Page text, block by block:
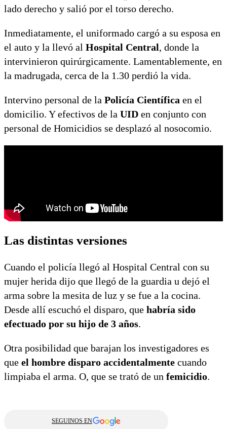
lado derecho y salió por el torso derecho.
Inmediatamente, el uniformado cargó a su esposa en
el auto y la llevó al Hospital Central, donde la
intervinieron quirúrgicamente. Lamentablemente, en
la madrugada, cerca de la 1.30 perdió la vida.
Intervino personal de la Policía Científica en el
domicilio. Y efectivos de la UID en conjunto con
personal de Homicidios se desplazó al nosocomio.
Las distintas versiones
Cuando el policía llegó al Hospital Central con su
mujer herida dijo que llegó de la guardia u dejó el
arma sobre la mesita de luz y se fue a la cocina.
Desde allí escuchó el disparo, que habría sido
efectuado por su hijo de 3 años.
Otra posibilidad que barajan los investigadores es
que el hombre disparo accidentalmente cuando
limpiaba el arma. O, que se trató de un femicidio.
SEGUINOS EN